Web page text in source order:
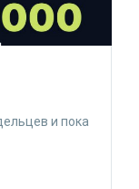
и пока